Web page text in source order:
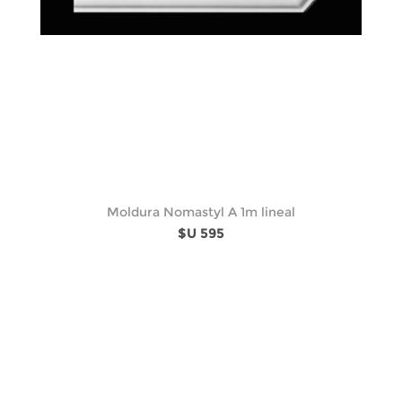
Moldura Nomastyl A 1m lineal
$U 595